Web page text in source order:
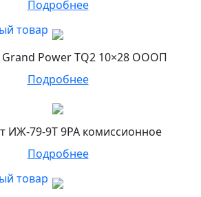
Подробнее
товар
Grand Power TQ2 10×28 ОООП
Подробнее
ИЖ-79-9Т 9РА комиссионное
Подробнее
товар